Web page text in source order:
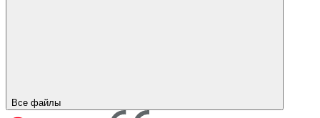
Все файлы